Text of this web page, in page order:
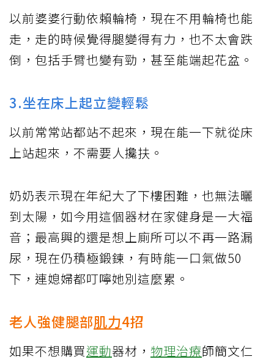
以前婆婆行動依賴輪椅，現在不用輪椅也能
走，走的時候覺得腿變得有力，也不太會跌
倒，包括手臂也變有勁，甚至能端起花盆。
3.坐在床上起立變輕鬆
以前常常站都站不起來，現在能一下就從床
上站起來，不需要人攙扶。
奶奶表示現在年紀大了下樓困難，也無法曬
到太陽，如今用這個器材在家健身是一大福
音；最高興的還是想上廁所可以不再一路漏
尿，現在仍積極鍛鍊，有時能一口氣做50
下，連媳婦都叮嚀她別這麼累。
老人強健腿部肌力4招
如果不想購買運動器材， 物理治療師簡文仁